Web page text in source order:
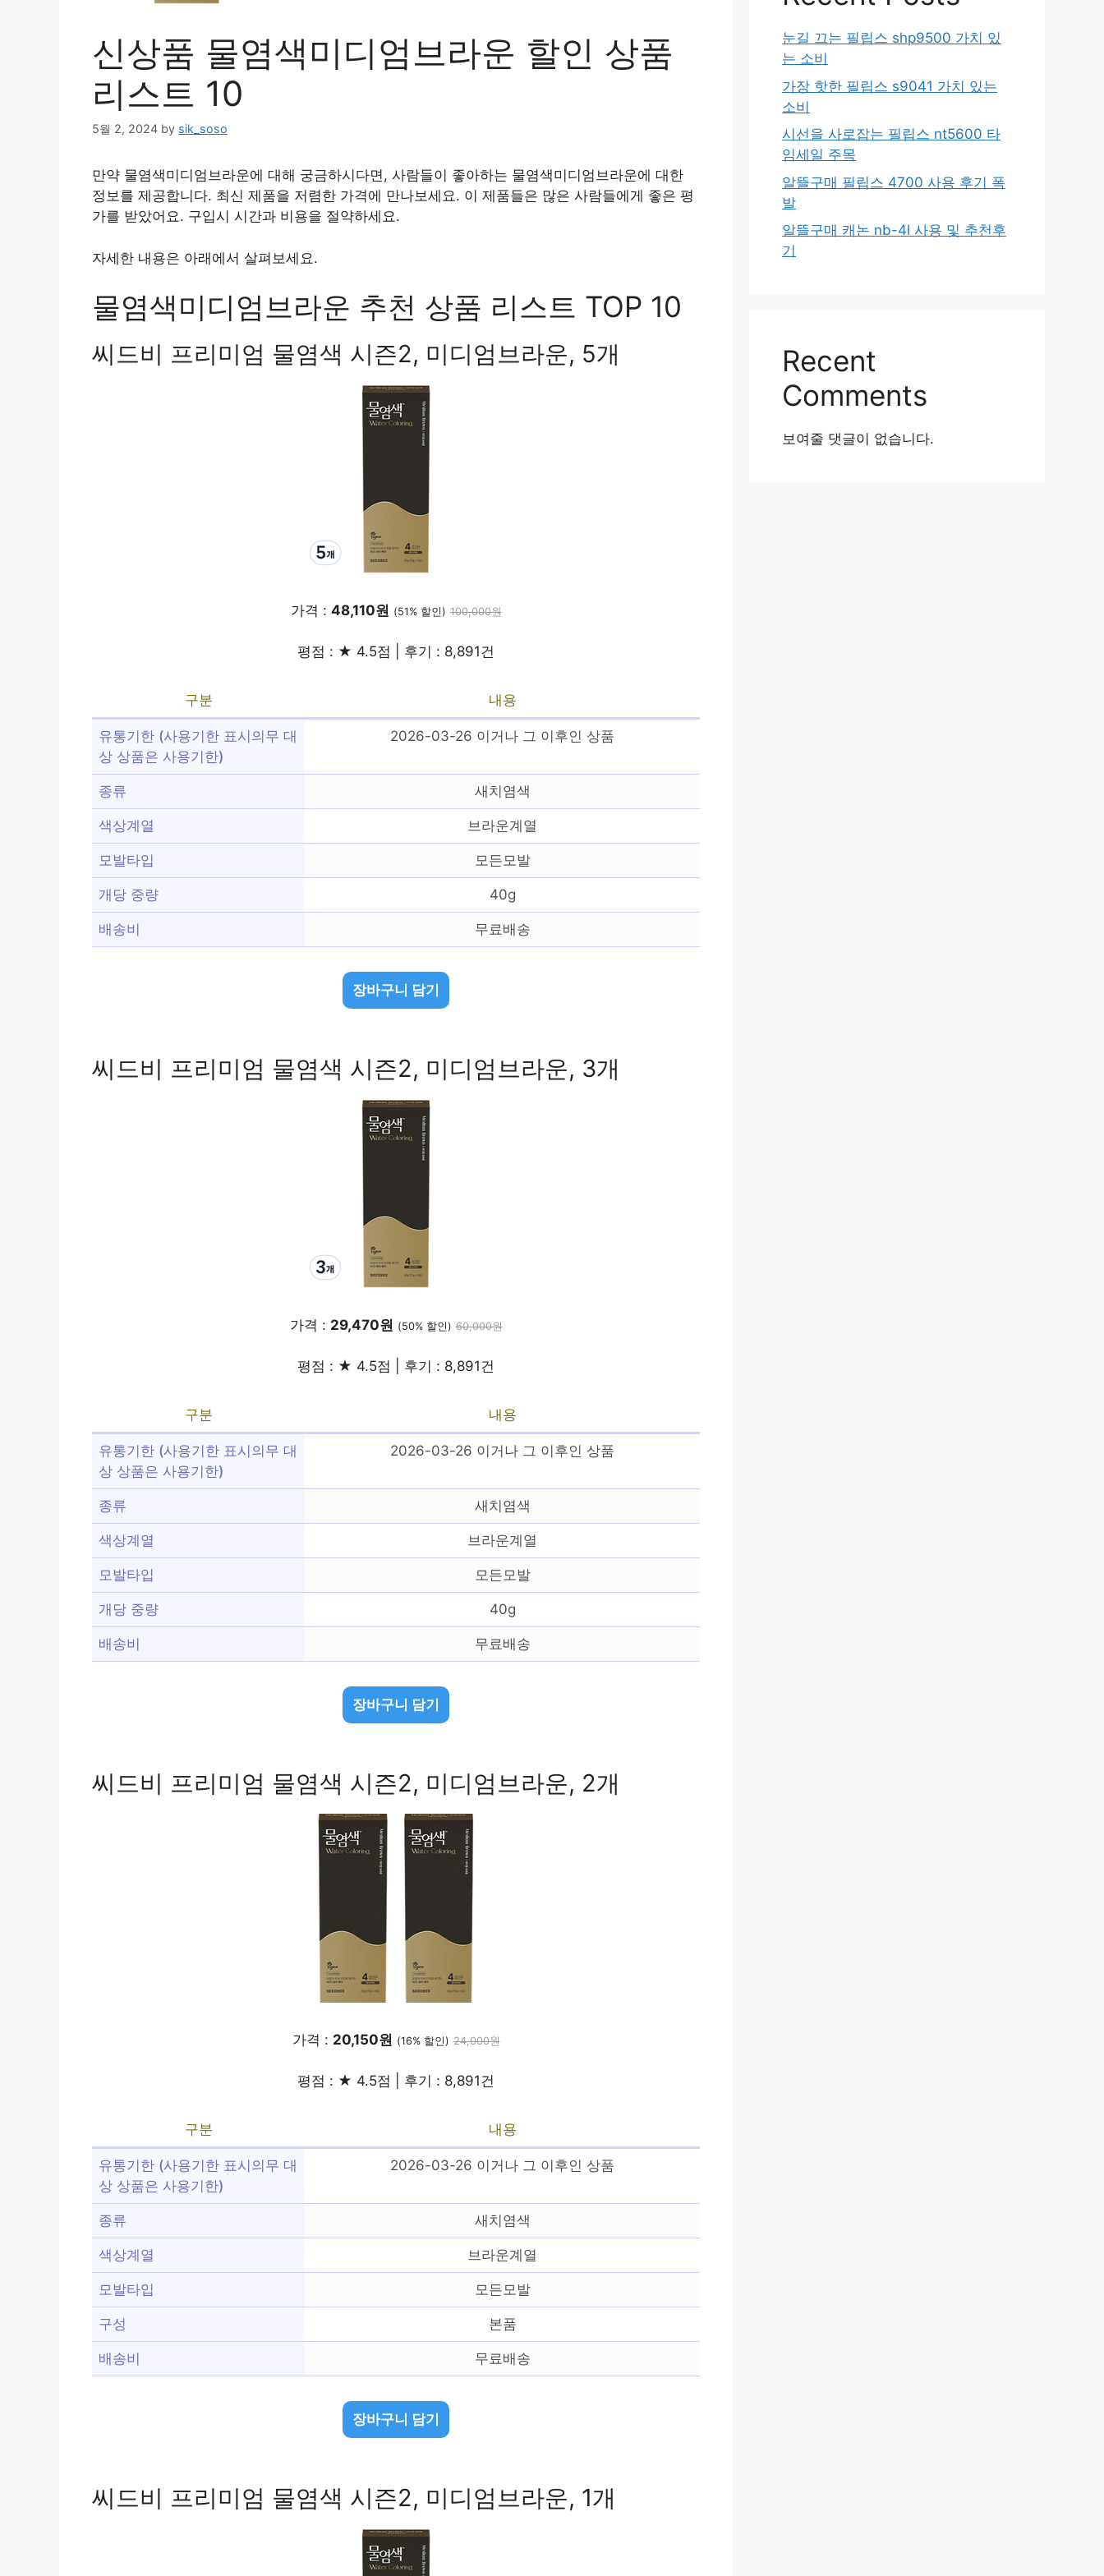
신상품 물염색미디엄브라운 할인 상품
리스트 10
5월 2, 2024 by sik_soso
만약 물염색미디엄브라운에 대해 궁금하시다면, 사람들이 좋아하는 물염색미디엄브라운에 대한
정보를 제공합니다. 최신 제품을 저렴한 가격에 만나보세요. 이 제품들은 많은 사람들에게 좋은 평
가를 받았어요. 구입시 시간과 비용을 절약하세요.
자세한 내용은 아래에서 살펴보세요.
물염색미디엄브라운 추천 상품 리스트 TOP 10
씨드비 프리미엄 물염색 시즌2, 미디엄브라운, 5개
가격 : 48,110원 (51% 할인) 100,000원
평점 : ★ 4.5점 | 후기 : 8,891건
구분 내용
유통기한 (사용기한 표시의무 대
상 상품은 사용기한)
2026-03-26 이거나 그 이후인 상품
종류 새치염색
색상계열 브라운계열
모발타입 모든모발
개당 중량 40g
배송비 무료배송
장바구니 담기
씨드비 프리미엄 물염색 시즌2, 미디엄브라운, 3개
가격 : 29,470원 (50% 할인) 60,000원
평점 : ★ 4.5점 | 후기 : 8,891건
구분 내용
유통기한 (사용기한 표시의무 대
상 상품은 사용기한)
2026-03-26 이거나 그 이후인 상품
종류 새치염색
색상계열 브라운계열
모발타입 모든모발
개당 중량 40g
배송비 무료배송
장바구니 담기
씨드비 프리미엄 물염색 시즌2, 미디엄브라운, 2개
가격 : 20,150원 (16% 할인) 24,000원
평점 : ★ 4.5점 | 후기 : 8,891건
구분 내용
유통기한 (사용기한 표시의무 대
상 상품은 사용기한)
2026-03-26 이거나 그 이후인 상품
종류 새치염색
색상계열 브라운계열
모발타입 모든모발
구성 본품
배송비 무료배송
장바구니 담기
씨드비 프리미엄 물염색 시즌2, 미디엄브라운, 1개
눈길 끄는 필립스 shp9500 가치 있
는 소비
가장 핫한 필립스 s9041 가치 있는
소비
시선을 사로잡는 필립스 nt5600 타
임세일 주목
알뜰구매 필립스 4700 사용 후기 폭
발
알뜰구매 캐논 nb-4l 사용 및 추천후
기
Recent
Comments
보여줄 댓글이 없습니다.